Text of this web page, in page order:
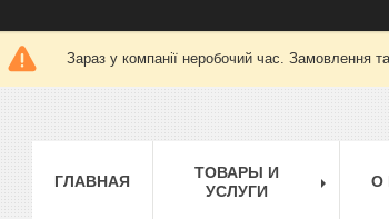
Зараз у компанії неробочий час. Замовлення
ГЛАВНАЯ
ТОВАРЫ И
УСЛУГИ
О